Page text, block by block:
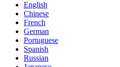
English
Chinese
French
German
Portuguese
Spanish
Russian